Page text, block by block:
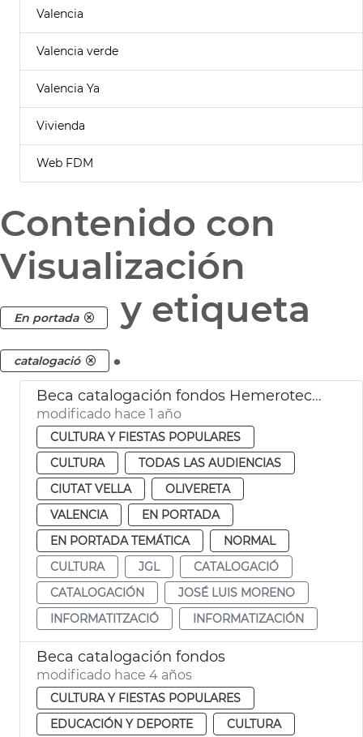
Valencia
Valencia verde
Valencia Ya
Vivienda
Web FDM
Contenido con
Visualización
En portada y etiqueta
catalogació .
Beca catalogación fondos Hemeroteca y Biblioteca Histórica
modificado hace 1 año
CULTURA Y FIESTAS POPULARES
CULTURA
TODAS LAS AUDIENCIAS
CIUTAT VELLA
OLIVERETA
VALENCIA
EN PORTADA
EN PORTADA TEMÁTICA
NORMAL
CULTURA
JGL
CATALOGACIÓ
CATALOGACIÓN
JOSÉ LUIS MORENO
INFORMATITZACIÓ
INFORMATIZACIÓN
Beca catalogación fondos
modificado hace 4 años
CULTURA Y FIESTAS POPULARES
EDUCACIÓN Y DEPORTE
CULTURA